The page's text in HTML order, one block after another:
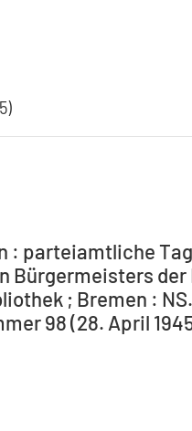
: parteiamtliche
Bürgermeisters
; Bremen :
98 (28. April